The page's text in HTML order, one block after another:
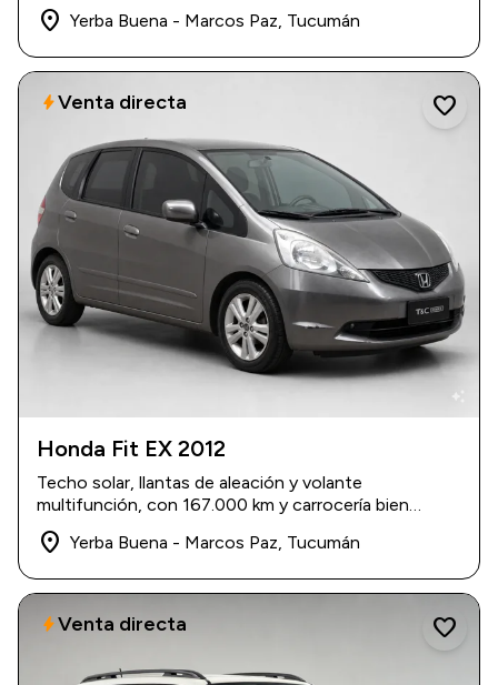
place Yerba Buena - Marcos Paz, Tucumán
auto_awesome
2012 167.000 km
$ 15.400.000
Honda Fit EX 2012
Techo solar, llantas de aleación y volante
multifunción, con 167.000 km y carrocería bien
conservada.
place Yerba Buena - Marcos Paz, Tucumán
favorite
boltVenta directa
favorite
boltVenta directa